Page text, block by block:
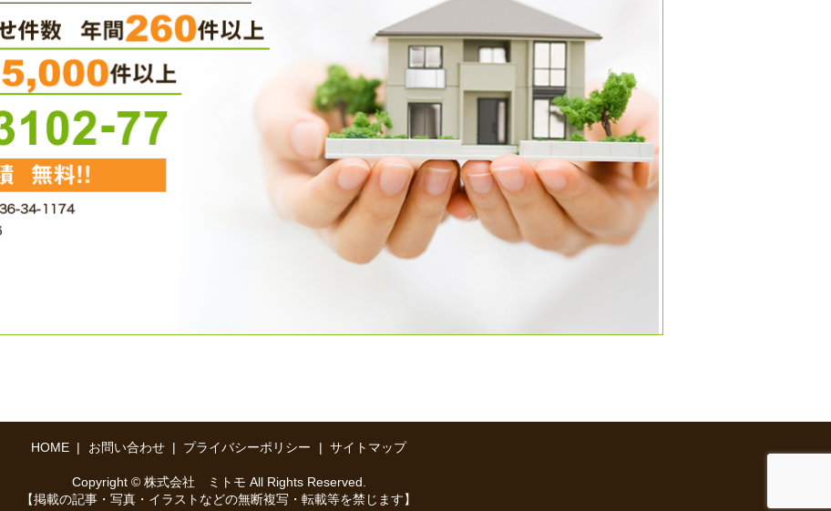
HOME お問い合わせ プライバシーポリシー サイトマップ
Copyright © 株式会社 ミトモ All Rights Reserved.
【掲載の記事・写真・イラストなどの無断複写・転載等を禁じます】